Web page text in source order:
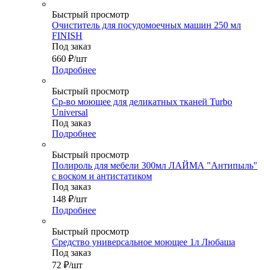
Быстрый просмотр
Очиститель для посудомоечных машин 250 мл
FINISH
Под заказ
660 ₽/шт
Подробнее
Быстрый просмотр
Ср-во моющее для деликатных тканей Turbo
Universal
Под заказ
Подробнее
Быстрый просмотр
Полироль для мебели 300мл ЛАЙМА "Антипыль"
с воском и антистатиком
Под заказ
148 ₽/шт
Подробнее
Быстрый просмотр
Средство универсальное моющее 1л Любаша
Под заказ
72 ₽/шт